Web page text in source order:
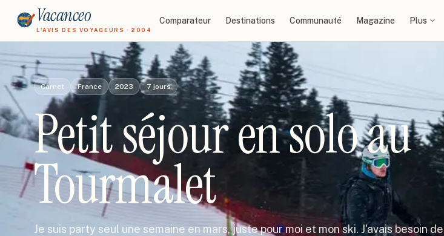
Vacanceo
L'AVIS DES VOYAGEURS · 2004
Comparateur Destinations Communauté Magazine Plus
Carnet France 2023 7 jours
Petit séjour en solo au
Tourmalet
Je suis party seul une semaine en mars, juste pour moi et mon ski. J'avais besoin de